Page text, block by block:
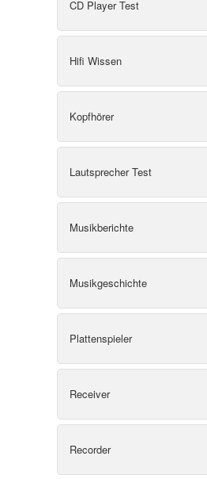
CD Player Test
Hifi Wissen
Kopfhörer
Lautsprecher Test
Musikberichte
Musikgeschichte
Plattenspieler
Receiver
Recorder